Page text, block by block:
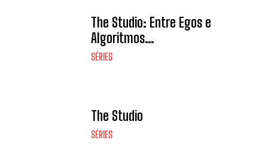
The Studio: Entre Egos e
Algoritmos…
SÉRIES
The Studio
SÉRIES